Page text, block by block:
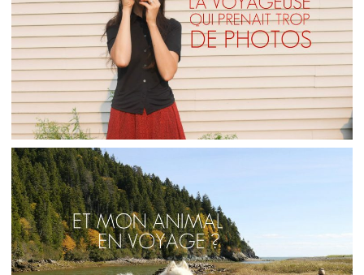
Élucubrations
ÉLUCUBRATIONS // LA VOYAGEUSE QUI
PRENAIT TROP DE PHOTOS
Audrey Blog,